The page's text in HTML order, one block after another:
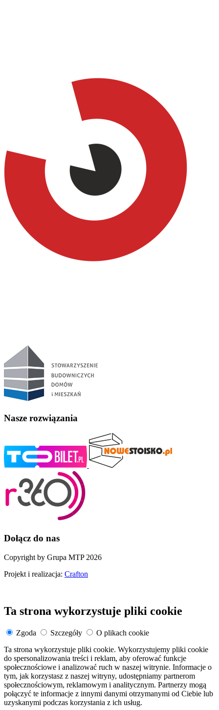
Nasze rozwiązania
Dołącz do nas
Copyright by Grupa MTP 2026
Projekt i realizacja: Crafton
Ta strona wykorzystuje pliki cookie
Zgoda Szczegóły
O plikach cookie
Ta strona wykorzystuje pliki cookie. Wykorzystujemy pliki cookie
do spersonalizowania treści i reklam, aby oferować funkcje
społecznościowe i analizować ruch w naszej witrynie. Informacje o
tym, jak korzystasz z naszej witryny, udostępniamy partnerom
społecznościowym, reklamowym i analitycznym. Partnerzy mogą
połączyć te informacje z innymi danymi otrzymanymi od Ciebie lub
uzyskanymi podczas korzystania z ich usług.